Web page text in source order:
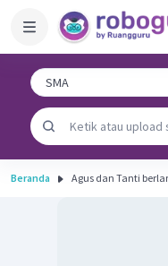
Beranda Agus dan Tanti